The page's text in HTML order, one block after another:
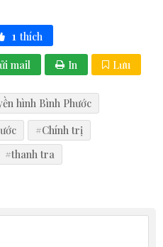
1 thích
mail In Lưu
hình Bình Phước
#Chính trị
#thanh tra